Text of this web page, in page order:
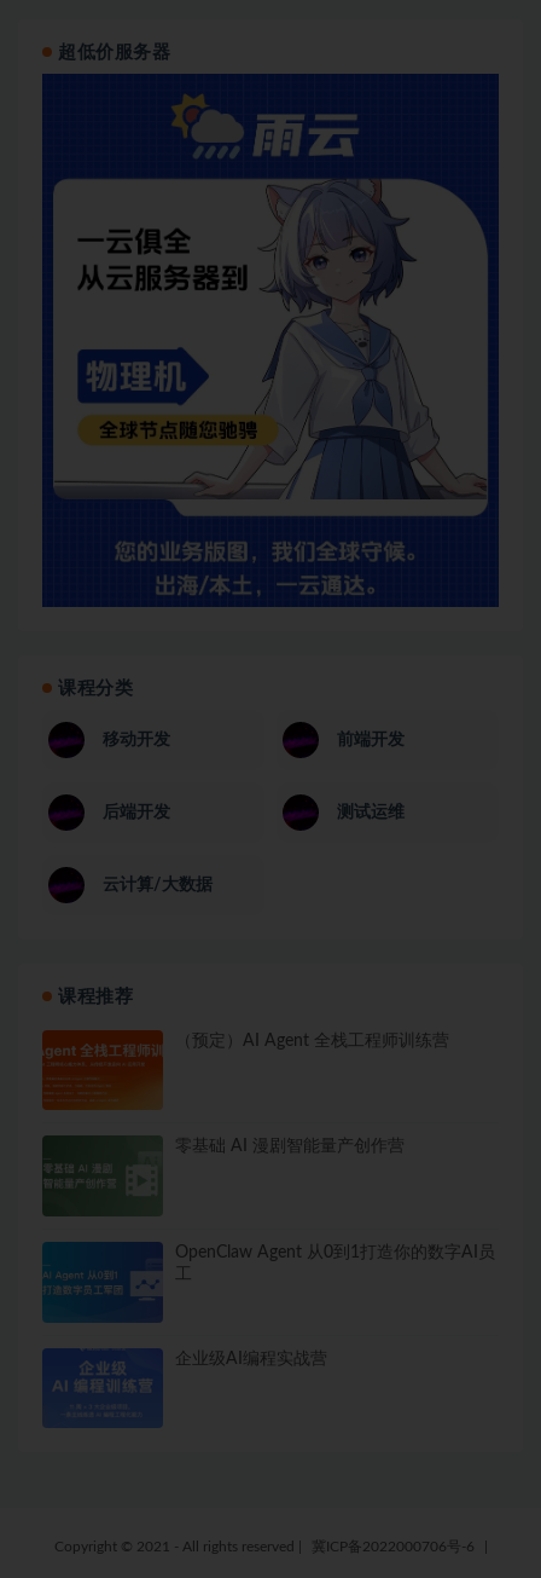
超低价服务器
课程分类
移动开发 前端开发
后端开发 测试运维
云计算/大数据
课程推荐
（预定）AI Agent 全栈工程师训练营
零基础 AI 漫剧智能量产创作营
OpenClaw Agent 从0到1打造你的数字AI员
工
企业级AI编程实战营
Copyright © 2021 - All rights reserved 冀ICP备2022000706号-6